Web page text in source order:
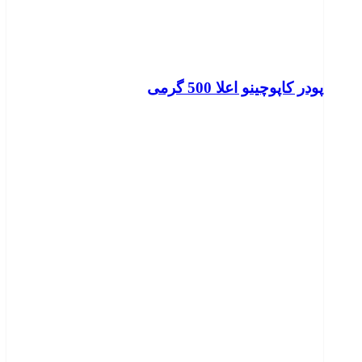
پودر کاپوچینو اعلا 500 گرمی